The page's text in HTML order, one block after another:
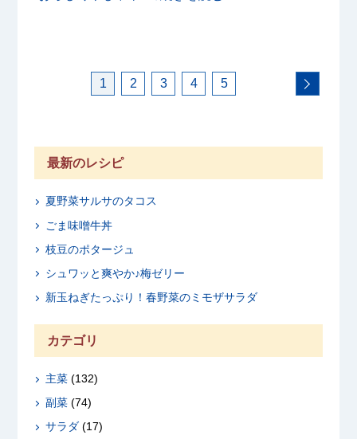
1 2 3 4 5
最新のレシピ
夏野菜サルサのタコス
ごま味噌牛丼
枝豆のポタージュ
シュワッと爽やか♪梅ゼリー
新玉ねぎたっぷり！春野菜のミモザサラダ
カテゴリ
主菜(132)
副菜(74)
サラダ(17)